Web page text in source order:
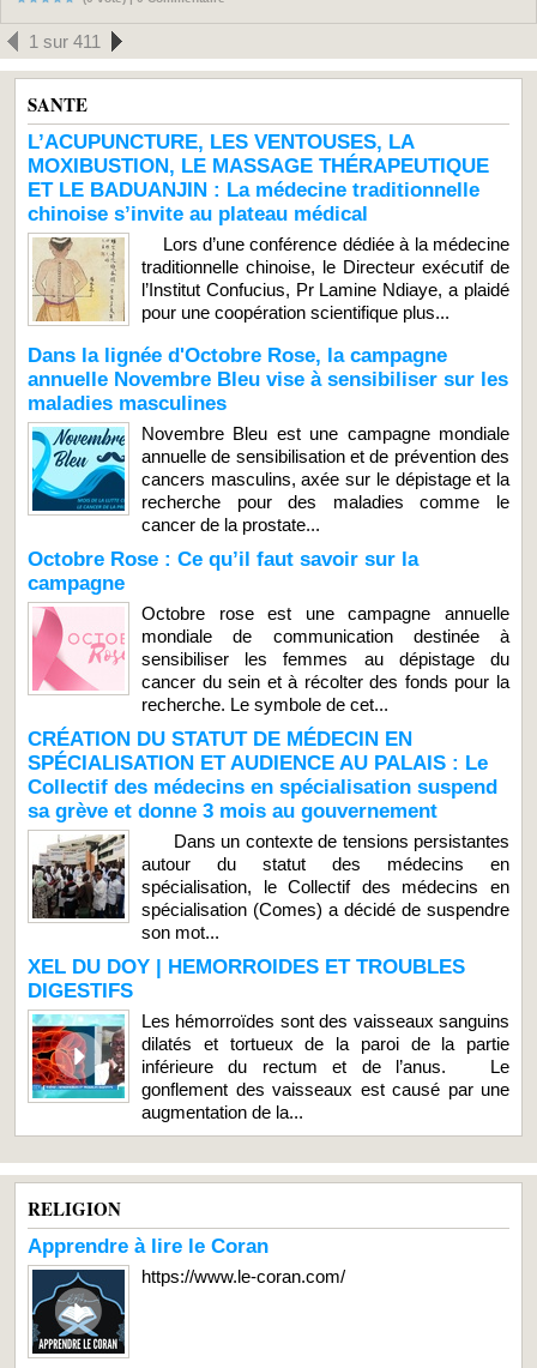
1 sur 411
SANTE
L’ACUPUNCTURE, LES VENTOUSES, LA
MOXIBUSTION, LE MASSAGE THÉRAPEUTIQUE
ET LE BADUANJIN : La médecine traditionnelle
chinoise s’invite au plateau médical
Lors d’une conférence dédiée à la médecine
traditionnelle chinoise, le Directeur exécutif de
l’Institut Confucius, Pr Lamine Ndiaye, a plaidé
pour une coopération scientifique plus...
Dans la lignée d'Octobre Rose, la campagne
annuelle Novembre Bleu vise à sensibiliser sur les
maladies masculines
Novembre Bleu est une campagne mondiale
annuelle de sensibilisation et de prévention des
cancers masculins, axée sur le dépistage et la
recherche pour des maladies comme le
cancer de la prostate...
Octobre Rose : Ce qu’il faut savoir sur la
campagne
Octobre rose est une campagne annuelle
mondiale de communication destinée à
sensibiliser les femmes au dépistage du
cancer du sein et à récolter des fonds pour la
recherche. Le symbole de cet...
CRÉATION DU STATUT DE MÉDECIN EN
SPÉCIALISATION ET AUDIENCE AU PALAIS : Le
Collectif des médecins en spécialisation suspend
sa grève et donne 3 mois au gouvernement
Dans un contexte de tensions persistantes
autour du statut des médecins en
spécialisation, le Collectif des médecins en
spécialisation (Comes) a décidé de suspendre
son mot...
XEL DU DOY | HEMORROIDES ET TROUBLES
DIGESTIFS
Les hémorroïdes sont des vaisseaux sanguins
dilatés et tortueux de la paroi de la partie
inférieure du rectum et de l’anus. Le
gonflement des vaisseaux est causé par une
augmentation de la...
RELIGION
Apprendre à lire le Coran
https://www.le-coran.com/